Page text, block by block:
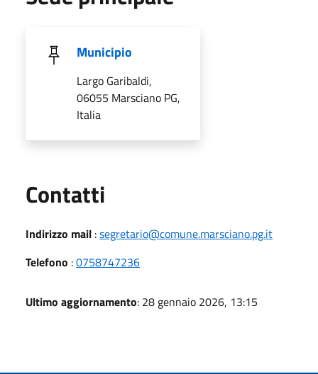
Municipio
Largo Garibaldi,
06055 Marsciano PG,
Italia
Contatti
Indirizzo mail :segretario@comune.marsciano.pg.it
Telefono :0758747236
Ultimo aggiornamento: 28 gennaio 2026, 13:15